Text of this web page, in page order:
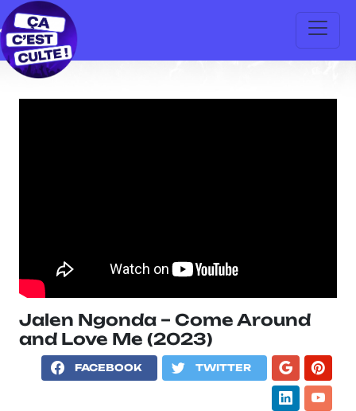
Jalen Ngonda – Come Around
and Love Me (2023)
FACEBOOK TWITTER